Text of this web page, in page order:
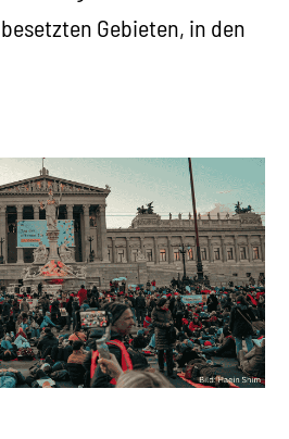
Gebieten, in den